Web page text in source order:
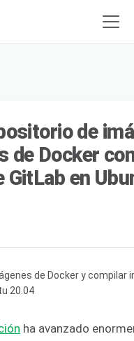
de
de Docker
GitLab en
ha avanzado